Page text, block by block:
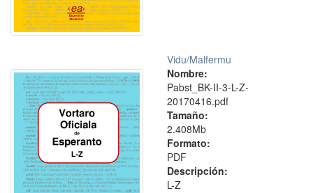
Vidu/Malfermu
Nombre:
Pabst_BK-II-3-L-Z-
20170416.pdf
Tamaño:
2.408Mb
Formato:
PDF
Descripción:
L-Z